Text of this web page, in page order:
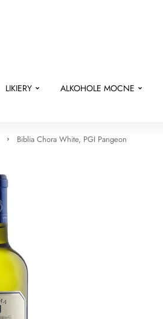
LIKIERY ALKOHOLE MOCNE
Biblia Chora White, PGI Pangeon